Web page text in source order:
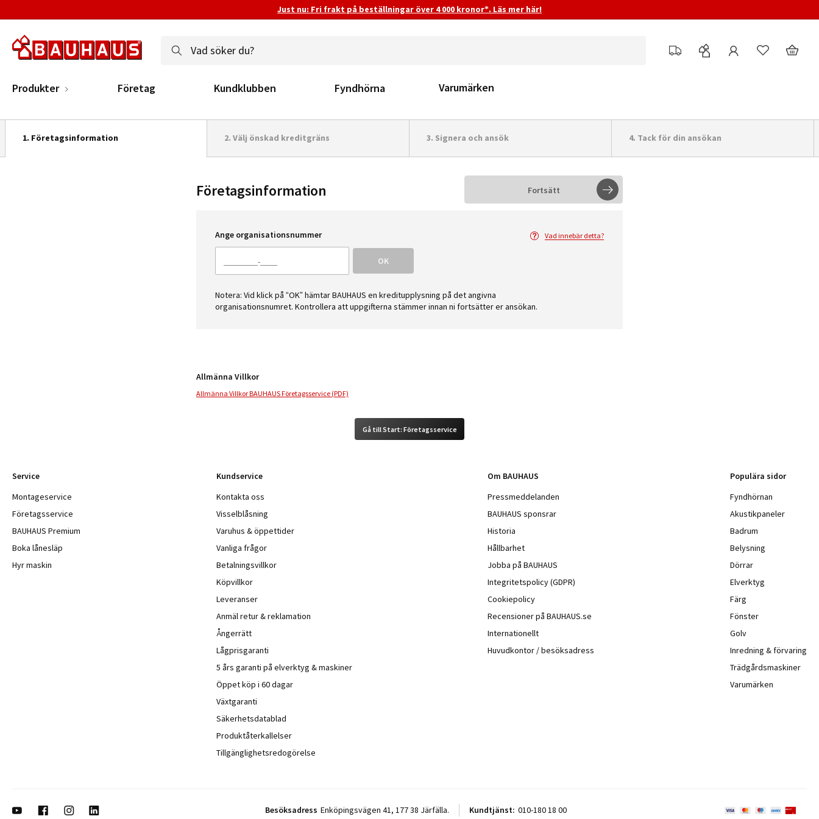
Just nu: Fri frakt på beställningar över 4 000 kronor*. Läs mer här!
Produkter Företag Kundklubben Fyndhörna Varumärken
1. Företagsinformation 2. Välj önskad kreditgräns 3. Signera och ansök 4. Tack för din ansökan
Fortsätt
Företagsinformation
Vad innebär detta?
Ange organisationsnummer
OK
Notera: Vid klick på “OK” hämtar BAUHAUS en kreditupplysning på det angivna
organisationsnumret. Kontrollera att uppgifterna stämmer innan ni fortsätter er ansökan.
Allmänna Villkor
Allmänna Villkor BAUHAUS Företagsservice (PDF)
Gå till Start: Företagsservice
Service
Montageservice
Företagsservice
BAUHAUS Premium
Boka lånesläp
Hyr maskin
Kundservice
Kontakta oss
Visselblåsning
Varuhus & öppettider
Vanliga frågor
Betalningsvillkor
Köpvillkor
Leveranser
Anmäl retur & reklamation
Ångerrätt
Lågprisgaranti
5 års garanti på elverktyg & maskiner
Öppet köp i 60 dagar
Växtgaranti
Säkerhetsdatablad
Produktåterkallelser
Tillgänglighetsredogörelse
Om BAUHAUS
Pressmeddelanden
BAUHAUS sponsrar
Historia
Hållbarhet
Jobba på BAUHAUS
Integritetspolicy (GDPR)
Cookiepolicy
Recensioner på BAUHAUS.se
Internationellt
Huvudkontor / besöksadress
Populära sidor
Fyndhörnan
Akustikpaneler
Badrum
Belysning
Dörrar
Elverktyg
Färg
Fönster
Golv
Inredning & förvaring
Trädgårdsmaskiner
Varumärken
Besöksadress Enköpingsvägen 41, 177 38 Järfälla. Kundtjänst: 010-180 18 00